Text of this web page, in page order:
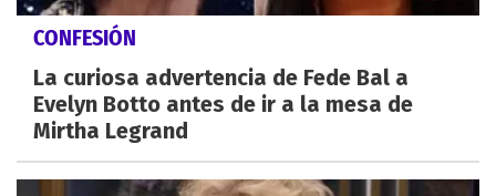
CONFESIÓN
La curiosa advertencia de Fede Bal a
Evelyn Botto antes de ir a la mesa de
Mirtha Legrand